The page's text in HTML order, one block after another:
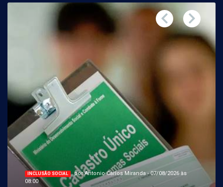
INCLUSÃO SOCIAL
por Antonio Carlos Miranda - 07/08/2026 às
08:00